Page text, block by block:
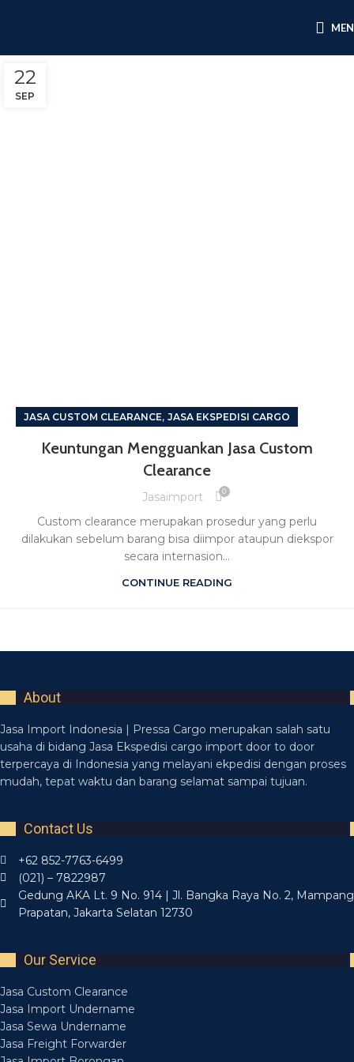
22
SEP
JASA CUSTOM CLEARANCE, JASA EKSPEDISI CARGO
Keuntungan Mengguankan Jasa Custom
Clearance
Jasaimport 0
Custom clearance merupakan prosedur yang perlu
dilakukan sebelum barang bisa diimpor ataupun diekspor
secara internasion...
CONTINUE READING
About
Jasa Import Indonesia | Pressa Cargo merupakan salah satu
usaha di bidang Jasa Ekspedisi cargo import door to door
terpercaya di Indonesia yang melayani ekpedisi dengan proses
mudah, tepat waktu dan barang selamat sampai tujuan.
Contact Us
+62 852-7763-6499
(021) – 7822987
Gedung AKA Lt. 9 No. 914 | Jl. Bangka Raya No. 2, Mampang
Prapatan, Jakarta Selatan 12730
Our Service
Jasa Custom Clearance
Jasa Import Undername
Jasa Sewa Undername
Jasa Freight Forwarder